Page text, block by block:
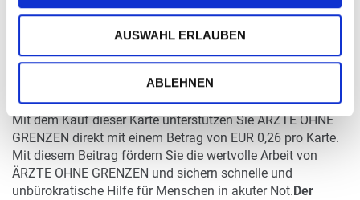
AUSWAHL ERLAUBEN
ABLEHNEN
ÄRZTE OHNE GRENZEN-Edition - mit Farblogo der
Organisation auf der Kartenrückseite
Mit dem Kauf dieser Karte unterstützen Sie ÄRZTE OHNE
GRENZEN direkt mit einem Betrag von EUR 0,26 pro Karte.
Mit diesem Beitrag fördern Sie die wertvolle Arbeit von
ÄRZTE OHNE GRENZEN und sichern schnelle und
unbürokratische Hilfe für Menschen in akuter Not.Der